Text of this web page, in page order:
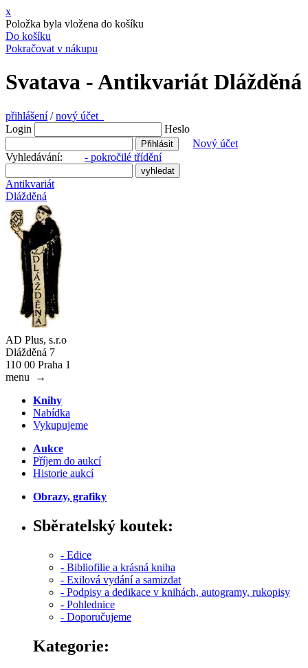
x
Položka byla vložena do košíku
Do košíku
Pokračovat v nákupu
Svatava - Antikvariát Dlážděná
přihlášení/nový účet
Login
Heslo
Nový účet
Vyhledávání: - pokročilé třídění
Antikvariát
Dlážděná
AD Plus, s.r.o
Dlážděná 7
110 00 Praha 1
menu
→
Knihy
Nabídka
Vykupujeme
Aukce
Příjem do aukcí
Historie aukcí
Obrazy, grafiky
Sběratelský koutek:
- Edice
- Bibliofilie a krásná kniha
- Exilová vydání a samizdat
- Podpisy a dedikace v knihách, autogramy, rukopisy
- Pohlednice
- Doporučujeme
Kategorie: